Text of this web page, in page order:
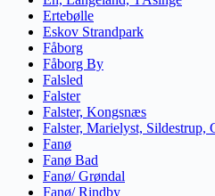
Ertebølle
Eskov Strandpark
Fåborg
Fåborg By
Falsled
Falster
Falster, Kongsnæs
Falster, Marielyst, Sildestrup,
Fanø
Fanø Bad
Fanø/ Grøndal
Fanø/ Rindby